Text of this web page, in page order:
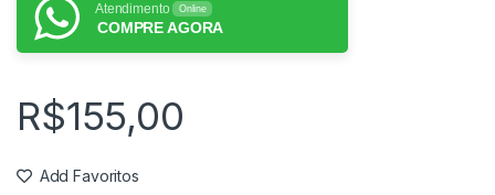
Atendimento Online
COMPRE AGORA
R$155,00
Add Favoritos